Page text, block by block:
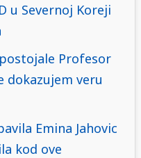
u Severnoj Koreji
Profesor
dokazujem veru
Emina Jahovic
kod ove